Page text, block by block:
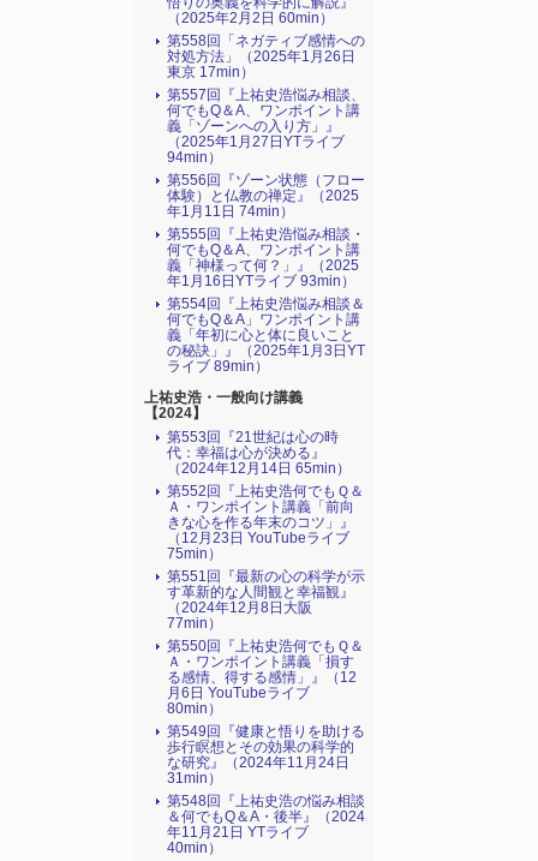
（2025年2月2日 60min）
第558回「ネガティブ感情への
対処方法」（2025年1月26日
東京 17min）
第557回『上祐史浩悩み相談、
何でもQ＆A、ワンポイント講
義「ゾーンへの入り方」』
（2025年1月27日YTライブ
94min）
第556回『ゾーン状態（フロー
体験）と仏教の禅定』（2025
年1月11日 74min）
第555回『上祐史浩悩み相談・
何でもQ＆A、ワンポイント講
義「神様って何？」』（2025
年1月16日YTライブ 93min）
第554回『上祐史浩悩み相談＆
何でもQ＆A」ワンポイント講
義「年初に心と体に良いこと
の秘訣」』（2025年1月3日YT
ライブ 89min）
上祐史浩・一般向け講義
【2024】
第553回『21世紀は心の時
代：幸福は心が決める』
（2024年12月14日 65min）
第552回『上祐史浩何でもＱ＆
Ａ・ワンポイント講義「前向
きな心を作る年末のコツ」』
（12月23日 YouTubeライブ
75min）
第551回『最新の心の科学が示
す革新的な人間観と幸福観』
（2024年12月8日大阪
77min）
第550回『上祐史浩何でもＱ＆
Ａ・ワンポイント講義「損す
る感情、得する感情」』（12
月6日 YouTubeライブ
80min）
第549回『健康と悟りを助ける
歩行瞑想とその効果の科学的
な研究』（2024年11月24日
31min）
第548回『上祐史浩の悩み相談
＆何でもQ＆A・後半』（2024
年11月21日 YTライブ
40min）